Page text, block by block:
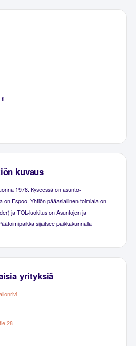
kuvaus
1978. Kyseessä on asunto-
on Espoo. Yhtiön pääasiallinen toimiala on
ja TOL-luokitus on Asuntojen ja
sijaitsee paikkakunnalla
yrityksiä
28